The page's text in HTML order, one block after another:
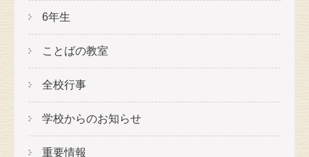
6年生
ことばの教室
全校行事
学校からのお知らせ
重要情報